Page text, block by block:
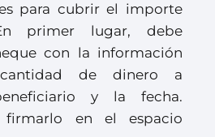
para cubrir el importe
primer lugar, debe
con la información
de dinero a
y la fecha.
firmarlo en el espacio